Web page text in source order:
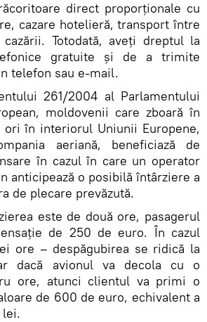
direct proporționale cu
cazare hotelieră, transport între
Totodată, aveți dreptul la
gratuite şi de a trimite
telefon sau e-mail.
261/2004 al Parlamentului
moldovenii care zboară în
ori în interiorul Uniunii Europene,
aeriană, beneficiază de
în cazul în care un operator
anticipează o posibilă întârziere a
de plecare prevăzută.
este de două ore, pasagerul
de 250 de euro. În cazul
ore – despăgubirea se ridică la
dacă avionul va decola cu o
ore, atunci clientul va primi o
de 600 de euro, echivalent a
lei.